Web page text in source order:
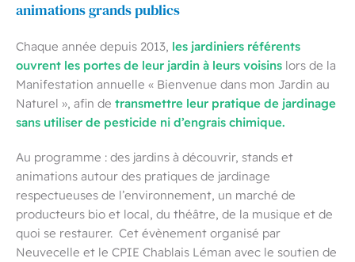
animations grands publics
Chaque année depuis 2013, les jardiniers référents
ouvrent les portes de leur jardin à leurs voisins lors de la
Manifestation annuelle « Bienvenue dans mon Jardin au
Naturel », afin de transmettre leur pratique de jardinage
sans utiliser de pesticide ni d’engrais chimique.
Au programme : des jardins à découvrir, stands et
animations autour des pratiques de jardinage
respectueuses de l’environnement, un marché de
producteurs bio et local, du théâtre, de la musique et de
quoi se restaurer. Cet évènement organisé par
Neuvecelle et le CPIE Chablais Léman avec le soutien de